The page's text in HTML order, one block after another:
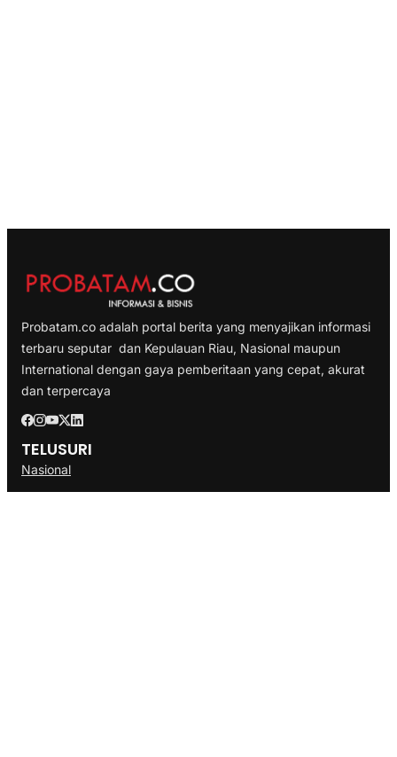
Probatam.co adalah portal berita yang menyajikan informasi
terbaru seputar dan Kepulauan Riau, Nasional maupun
International dengan gaya pemberitaan yang cepat, akurat
dan terpercaya
TELUSURI
Nasional